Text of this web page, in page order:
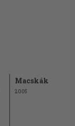
Macskák
2005